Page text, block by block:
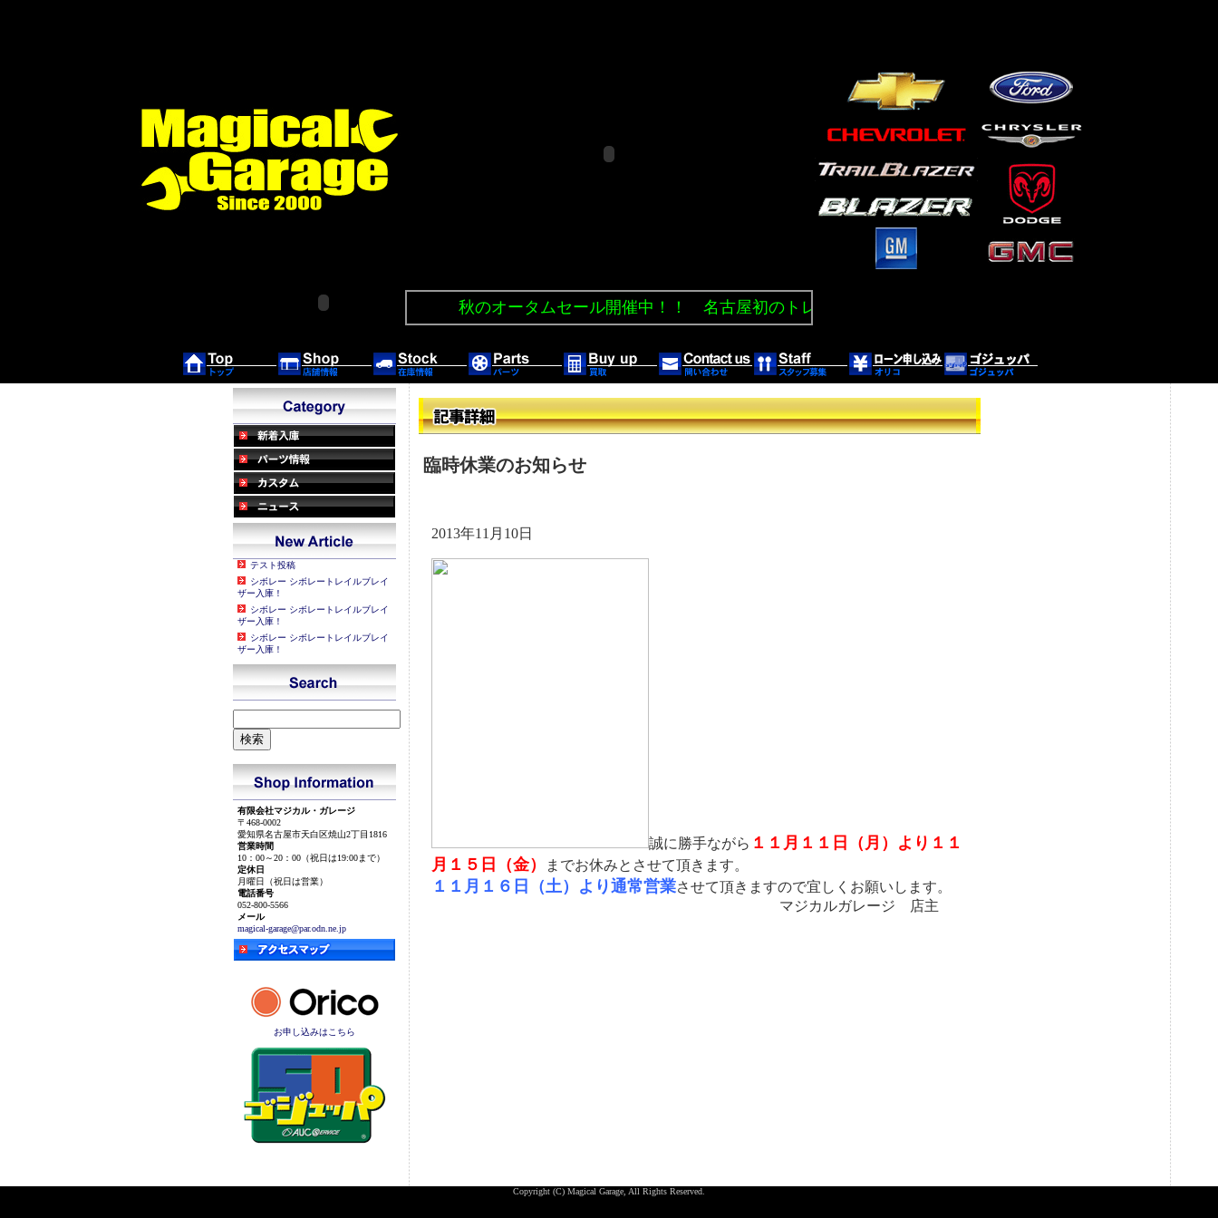
秋のオータムセール開催中！！ 名古屋初のトレイルブレイザー・ミドルSUV専門店！ 各種カスタム
テスト投稿
シボレー シボレートレイルブレイ
ザー入庫！
シボレー シボレートレイルブレイ
ザー入庫！
シボレー シボレートレイルブレイ
ザー入庫！
有限会社マジカル・ガレージ
〒468-0002
愛知県名古屋市天白区焼山2丁目1816
営業時間
10：00～20：00（祝日は19:00まで）
定休日
月曜日（祝日は営業）
電話番号
052-800-5566
メール
magical-garage@par.odn.ne.jp
お申し込みはこちら
臨時休業のお知らせ
2013年11月10日
誠に勝手ながら １１月１１日（月）より１１
月１５日（金）
までお休みとさせて頂きます。
１１月１６日（土）より通常営業させて頂きますので宜しくお願いします。
マジカルガレージ 店主
Copyright (C) Magical Garage, All Rights Reserved.